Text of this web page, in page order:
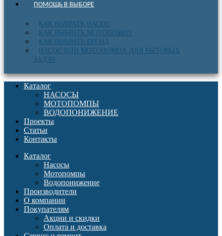
ПОМОЩЬ В ВЫБОРЕ
КАК ВЫБРАТЬ НАСОС
КАК ВЫБРАТЬ МОТОПОМПУ
КАК ВЫБРАТЬ БРЕНД
НАСОС ИЛИ МОТОПОМПА ДЛЯ БЫТОВЫХ
ЗАДАЧ
Каталог
НАСОСЫ
МОТОПОМПЫ
ВОДОПОНИЖЕНИЕ
Проекты
Статьи
Контакты
Каталог
Насосы
Мотопомпы
Водопонижение
Производители
О компании
Покупателям
Акции и скидки
Оплата и доставка